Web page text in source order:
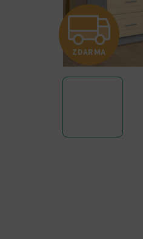
Z
D
ZDARMA